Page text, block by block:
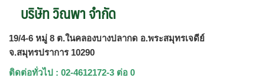
บริษัท วิณพา จำกัด
19/4-6 หมู่ 8 ต.ในคลองบางปลากด อ.พระสมุทรเจดีย์
จ.สมุทรปราการ 10290
ติดต่อทั่วไป : 02-4612172-3 ต่อ 0